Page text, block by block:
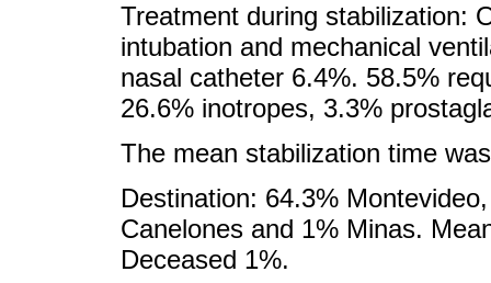
Treatment during stabilization:
intubation and mechanical
nasal catheter 6.4%. 58.5%
26.6% inotropes, 3.3%
The mean stabilization time
Destination: 64.3%
Canelones and 1% Minas.
Deceased 1%.